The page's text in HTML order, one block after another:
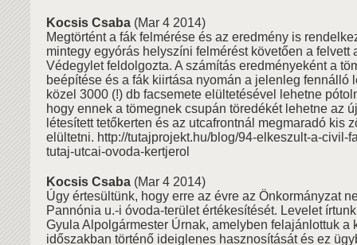
Kocsis Csaba (Mar 4 2014)
Megtörtént a fák felmérése és az eredmény is
mintegy egyórás helyszíni felmérést követően a felvett
Védegylet feldolgozta. A számítás eredményeként a
beépítése és a fák kiirtása nyomán a jelenleg fennálló
közel 3000 (!) db facsemete elültetésével lehetne
hogy ennek a tömegnek csupán töredékét lehetne az
létesített tetőkerten és az utcafrontnál megmaradó kis
elültetni. http://tutajprojekt.hu/blog/94-elkeszult-a-civil-
tutaj-utcai-ovoda-kertjerol
Kocsis Csaba (Mar 4 2014)
Úgy értesültünk, hogy erre az évre az Önkormányzat
Pannónia u.-i óvoda-terület értékesítését. Levelet
Gyula Alpolgármester Úrnak, amelyben felajánlottuk a
időszakban történő ideiglenes hasznosítását és ez